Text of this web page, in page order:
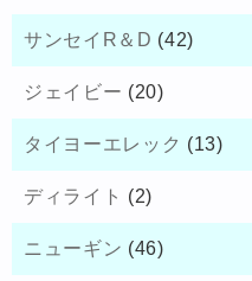
サンセイR＆D (42)
ジェイビー (20)
タイヨーエレック (13)
ディライト (2)
ニューギン (46)